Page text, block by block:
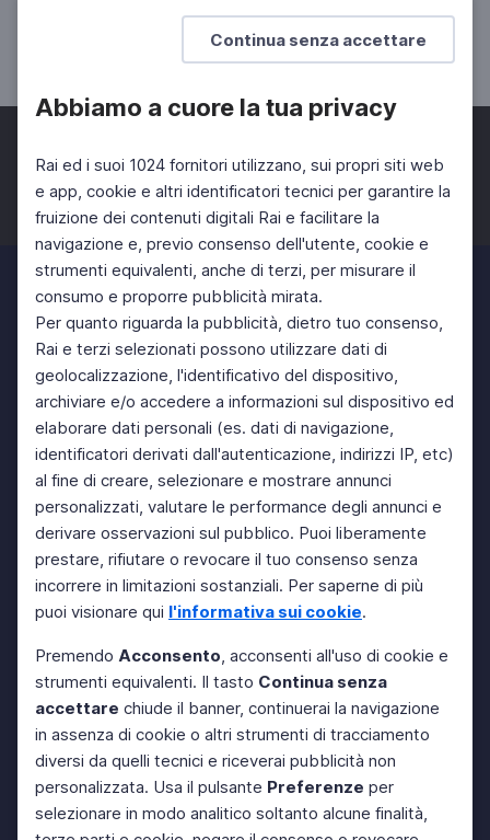
Continua senza accettare
Abbiamo a cuore la tua privacy
Rai ed i suoi 1024 fornitori utilizzano, sui propri siti web
e app, cookie e altri identificatori tecnici per garantire la
fruizione dei contenuti digitali Rai e facilitare la
navigazione e, previo consenso dell'utente, cookie e
strumenti equivalenti, anche di terzi, per misurare il
consumo e proporre pubblicità mirata.
Per quanto riguarda la pubblicità, dietro tuo consenso,
Rai e terzi selezionati possono utilizzare dati di
geolocalizzazione, l'identificativo del dispositivo,
archiviare e/o accedere a informazioni sul dispositivo ed
elaborare dati personali (es. dati di navigazione,
identificatori derivati dall'autenticazione, indirizzi IP, etc)
al fine di creare, selezionare e mostrare annunci
personalizzati, valutare le performance degli annunci e
derivare osservazioni sul pubblico. Puoi liberamente
prestare, rifiutare o revocare il tuo consenso senza
incorrere in limitazioni sostanziali. Per saperne di più
puoi visionare qui l'informativa sui cookie.
Premendo Acconsento, acconsenti all'uso di cookie e
strumenti equivalenti. Il tasto Continua senza
accettare chiude il banner, continuerai la navigazione
in assenza di cookie o altri strumenti di tracciamento
diversi da quelli tecnici e riceverai pubblicità non
personalizzata. Usa il pulsante Preferenze per
selezionare in modo analitico soltanto alcune finalità,
La matematica è politica
SCUOLA SECONDARIA 2°
Facebook Twitter Instagram